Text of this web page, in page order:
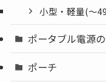
小型・軽量(〜
ポータブル電源
ポーチ